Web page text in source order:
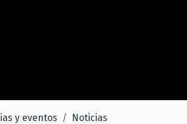
y eventos Noticias